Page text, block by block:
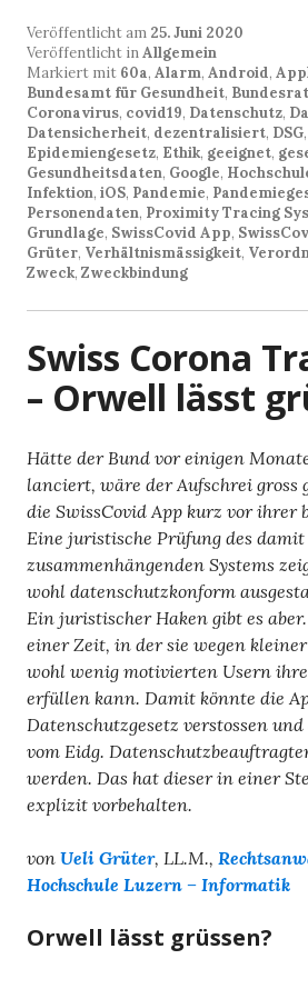
Veröffentlicht am 25. Juni 2020
Veröffentlicht inAllgemein
Markiert mit 60a, Alarm, Android,
Bundesamt für Gesundheit, Bundesrat
Coronavirus, covid19, Datenschutz,
Datensicherheit, dezentralisiert, DSG,
Epidemiengesetz, Ethik, geeignet,
Gesundheitsdaten, Google,
Infektion, iOS, Pandemie,
Personendaten, Proximity Tracing
Grundlage, SwissCovid App,
Grüter, Verhältnismässigkeit,
Zweck, Zweckbindung
Swiss Corona
– Orwell lässt
Hätte der Bund vor einigen
lanciert, wäre der Aufschrei gross
die SwissCovid App kurz vor ihrer
Eine juristische Prüfung des damit
zusammenhängenden Systems
wohl datenschutzkonform
Ein juristischer Haken gibt es
einer Zeit, in der sie wegen
wohl wenig motivierten Usern
erfüllen kann. Damit könnte die
Datenschutzgesetz verstossen und
vom Eidg.
werden. Das hat dieser in einer
explizit vorbehalten.
von Ueli Grüter, LL.M.,
Hochschule Luzern – Informatik
Orwell lässt grüssen?